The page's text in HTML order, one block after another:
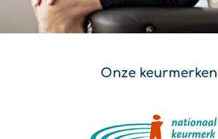
Onze keurmerken